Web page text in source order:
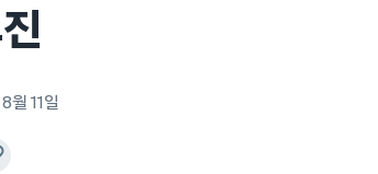
월 11일